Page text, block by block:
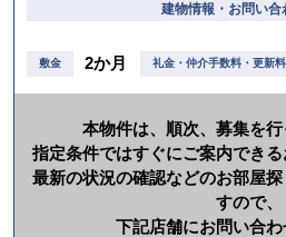
建物情報・お問い合
敷金 2か月 礼金・仲介手数料・更新
本物件は、順次、募集を行
指定条件ではすぐにご案内できる
最新の状況の確認などのお部屋
すので、
下記店舗にお問い合わ